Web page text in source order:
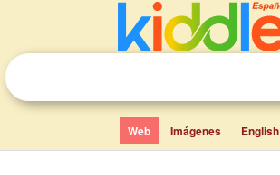
Web Imágenes English